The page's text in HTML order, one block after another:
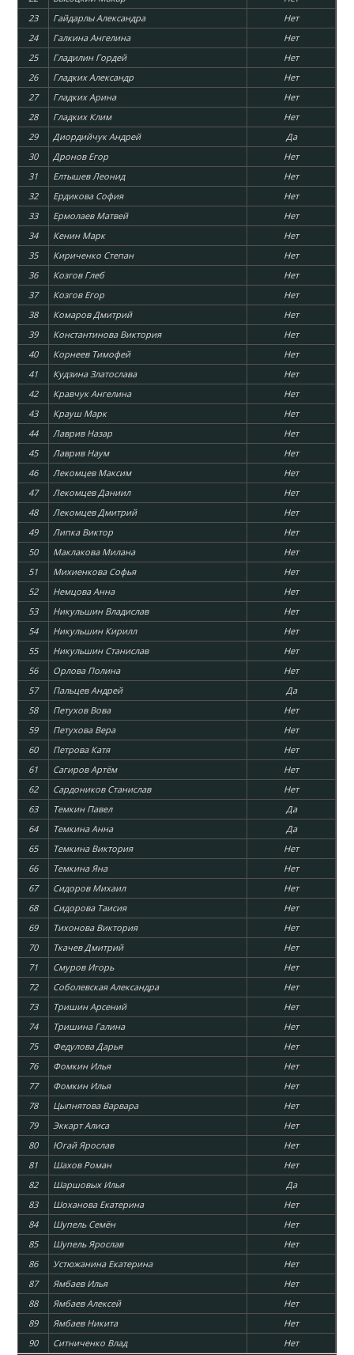
23
Гайдарлы Александра
Нет
24
Галкина Ангелина
Нет
25
Гладилин Гордей
Нет
26
Гладких Александр
Нет
27
Гладких Арина
Нет
28
Гладких Клим
Нет
29
Диордийчук Андрей
Да
30
Дронов Егор
Нет
31
Елтышев Леонид
Нет
32
Ердикова София
Нет
33
Ермолаев Матвей
Нет
34
Кенин Марк
Нет
35
Кириченко Степан
Нет
36
Козгов Глеб
Нет
37
Козгов Егор
Нет
38
Комаров Дмитрий
Нет
39
Константинова Виктория
Нет
40
Корнеев Тимофей
Нет
41
Кудзина Златослава
Нет
42
Кравчук Ангелина
Нет
43
Крауш Марк
Нет
44
Лаврив Назар
Нет
45
Лаврив Наум
Нет
46
Лекомцев Максим
Нет
47
Лекомцев Даниил
Нет
48
Лекомцев Дмитрий
Нет
49
Липка Виктор
Нет
50
Маклакова Милана
Нет
51
Михиенкова Софья
Нет
52
Немцова Анна
Нет
53
Никульшин Владислав
Нет
54
Никульшин Кирилл
Нет
55
Никульшин Станислав
Нет
56
Орлова Полина
Нет
57
Пальцев Андрей
Да
58
Петухов Вова
Нет
59
Петухова Вера
Нет
60
Петрова Катя
Нет
61
Сагиров Артём
Нет
62
Сардоников Станислав
Нет
63
Темкин Павел
Да
64
Темкина Анна
Да
65
Темкина Виктория
Нет
66
Темкина Яна
Нет
67
Сидоров Михаил
Нет
68
Сидорова Таисия
Нет
69
Тихонова Виктория
Нет
70
Ткачев Дмитрий
Нет
71
Смуров Игорь
Нет
72
Соболевская Александра
Нет
73
Тришин Арсений
Нет
74
Тришина Галина
Нет
75
Федулова Дарья
Нет
76
Фомкин Илья
Нет
77
Фомкин Илья
Нет
78
Цыпнятова Варвара
Нет
79
Эккарт Алиса
Нет
80
Югай Ярослав
Нет
81
Шахов Роман
Нет
82
Шаршовых Илья
Да
83
Шоханова Екатерина
Нет
84
Шупель Семён
Нет
85
Шупель Ярослав
Нет
86
Устюжанина Екатерина
Нет
87
Ямбаев Илья
Нет
88
Ямбаев Алексей
Нет
89
Ямбаев Никита
Нет
90
Cитниченко Влад Нет